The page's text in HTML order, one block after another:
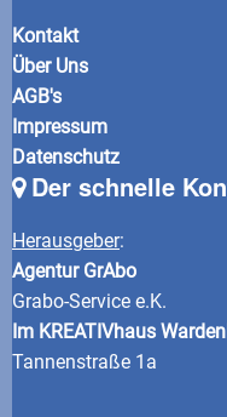
Kontakt
Über Uns
AGB's
Impressum
Datenschutz
Der schnelle
Herausgeber:
Agentur GrAbo
Grabo-Service e.K.
Im KREATIVhaus
Tannenstraße 1a